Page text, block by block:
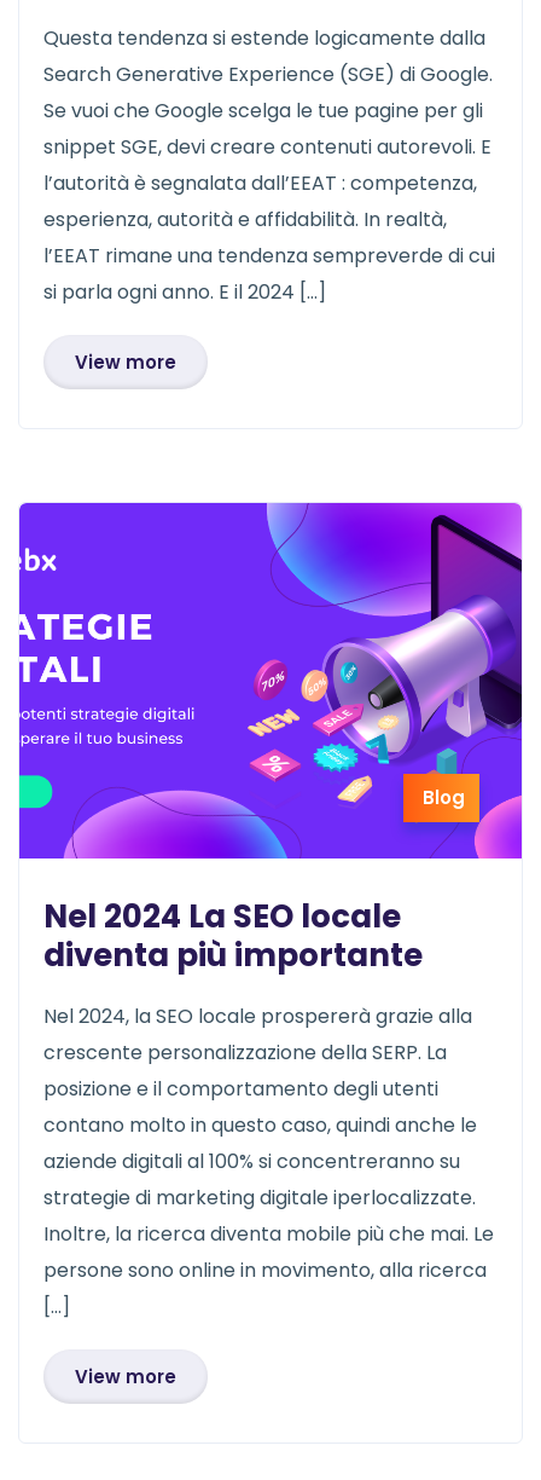
Questa tendenza si estende logicamente dalla
Search Generative Experience (SGE) di Google.
Se vuoi che Google scelga le tue pagine per gli
snippet SGE, devi creare contenuti autorevoli. E
l’autorità è segnalata dall’EEAT : competenza,
esperienza, autorità e affidabilità. In realtà,
l’EEAT rimane una tendenza sempreverde di cui
si parla ogni anno. E il 2024 […]
View more
Blog
Nel 2024 La SEO locale
diventa più importante
Nel 2024, la SEO locale prospererà grazie alla
crescente personalizzazione della SERP. La
posizione e il comportamento degli utenti
contano molto in questo caso, quindi anche le
aziende digitali al 100% si concentreranno su
strategie di marketing digitale iperlocalizzate.
Inoltre, la ricerca diventa mobile più che mai. Le
persone sono online in movimento, alla ricerca
[…]
View more